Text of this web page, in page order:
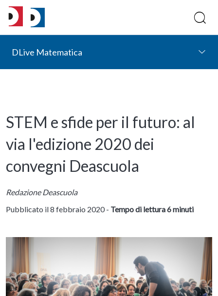
DLive Matematica
STEM e sfide per il futuro: al
via l'edizione 2020 dei
convegni Deascuola
Redazione Deascuola
Pubblicato il 8 febbraio 2020 - Tempo di lettura 6 minuti